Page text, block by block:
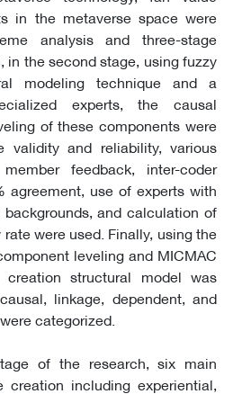
in the metaverse space were
analysis and three-stage
in the second stage, using fuzzy
modeling technique and a
experts, the causal
of these components were
validity and reliability, various
feedback, inter-coder
agreement, use of experts with
and calculation of
were used. Finally, using the
leveling and MICMAC
structural model was
linkage, dependent, and
categorized.
of the research, six main
creation including experiential,